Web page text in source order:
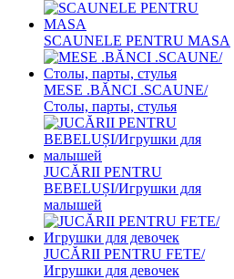
SCAUNELE PENTRU MASA
MESE .BĂNCI .SCAUNE/
Столы, парты, стулья
JUCĂRII PENTRU
BEBELUȘI/Игрушки для
малышей
JUCĂRII PENTRU FETE/
Игрушки для девочек